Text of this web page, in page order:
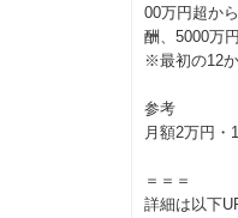
00万円超か
酬、5000万
※最初の12
参考
月額2万円・
＝＝＝
詳細は以下